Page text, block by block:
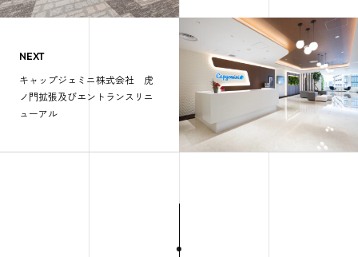
NEXT
キャップジェミニ株式会社 虎
ノ門拡張及びエントランスリニ
ューアル